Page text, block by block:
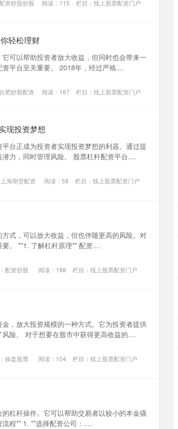
资炒股炒股 阅读： 115 栏目：线上股票配资门户
轻松理财
可以帮助投资者放大收益，但同时也会带来一
平台至关重要。 2018年，经过严格....
肥炒股配资 阅读： 187 栏目：线上股票配资门户
现投资梦想
台正成为投资者实现投资梦想的利器。通过提
力，同时管理风险。 股票杠杆配资平台....
海期货配资 阅读：58 栏目：线上股票配资门户
式，可以放大收益，但也伴随更高的风险。对
。 **1. 了解杠杆原理** 配资....
配资炒股 阅读： 188 栏目： 线上股票配资门户
，放大投资规模的一种方式。它为投资者提供
险。 对于想要在股市中获得更高收益的....
操盘股票 阅读： 104 栏目： 线上股票配资门户
杠杆操作。它可以帮助交易者以较小的本金撬
程** 1. **选择配资公司：....